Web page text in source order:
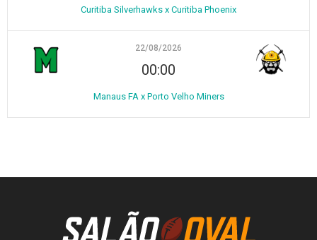
Curitiba Silverhawks x Curitiba Phoenix
22/08/2026
00:00
Manaus FA x Porto Velho Miners